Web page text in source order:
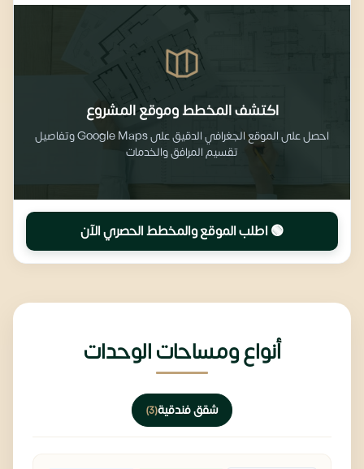
اكتشف المخطط وموقع المشروع
احصل على الموقع الجغرافي الدقيق على Google Maps وتفاصيل
تقسيم المرافق والخدمات
🟢 اطلب الموقع والمخطط الحصري الآن
أنواع ومساحات الوحدات
شقق فندقية(3)